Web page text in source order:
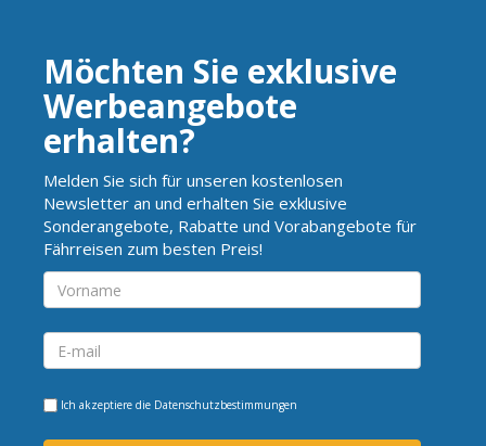
Möchten Sie exklusive
Werbeangebote
erhalten?
Melden Sie sich für unseren kostenlosen
Newsletter an und erhalten Sie exklusive
Sonderangebote, Rabatte und Vorabangebote für
Fährreisen zum besten Preis!
Ich akzeptiere die Datenschutzbestimmungen